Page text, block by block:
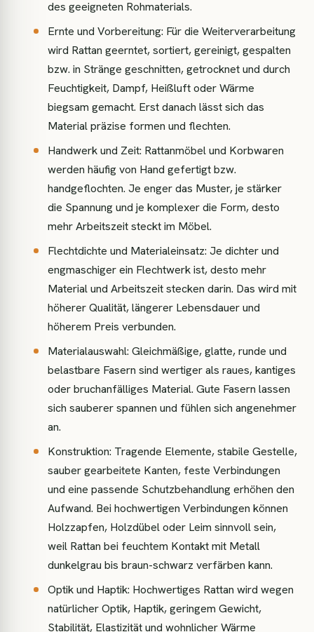
des geeigneten Rohmaterials.
Ernte und Vorbereitung: Für die Weiterverarbeitung
wird Rattan geerntet, sortiert, gereinigt, gespalten
bzw. in Stränge geschnitten, getrocknet und durch
Feuchtigkeit, Dampf, Heißluft oder Wärme
biegsam gemacht. Erst danach lässt sich das
Material präzise formen und flechten.
Handwerk und Zeit: Rattanmöbel und Korbwaren
werden häufig von Hand gefertigt bzw.
handgeflochten. Je enger das Muster, je stärker
die Spannung und je komplexer die Form, desto
mehr Arbeitszeit steckt im Möbel.
Flechtdichte und Materialeinsatz: Je dichter und
engmaschiger ein Flechtwerk ist, desto mehr
Material und Arbeitszeit stecken darin. Das wird mit
höherer Qualität, längerer Lebensdauer und
höherem Preis verbunden.
Materialauswahl: Gleichmäßige, glatte, runde und
belastbare Fasern sind wertiger als raues, kantiges
oder bruchanfälliges Material. Gute Fasern lassen
sich sauberer spannen und fühlen sich angenehmer
an.
Konstruktion: Tragende Elemente, stabile Gestelle,
sauber gearbeitete Kanten, feste Verbindungen
und eine passende Schutzbehandlung erhöhen den
Aufwand. Bei hochwertigen Verbindungen können
Holzzapfen, Holzdübel oder Leim sinnvoll sein,
weil Rattan bei feuchtem Kontakt mit Metall
dunkelgrau bis braun-schwarz verfärben kann.
Optik und Haptik: Hochwertiges Rattan wird wegen
natürlicher Optik, Haptik, geringem Gewicht,
Stabilität, Elastizität und wohnlicher Wärme